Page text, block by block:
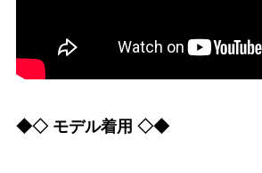
◆◇ モデル着用 ◇◆